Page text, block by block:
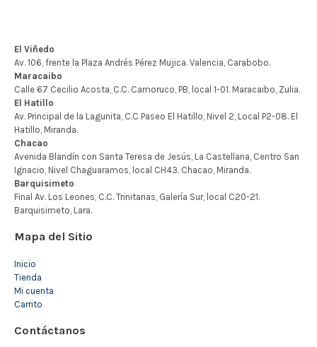
Mapa del Sitio
Inicio
Tienda
Mi cuenta
Carrito
Contáctanos